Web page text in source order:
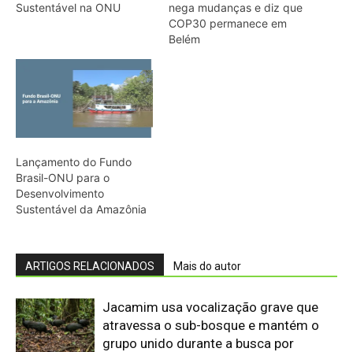
Sustentável na ONU
nega mudanças e diz que
COP30 permanece em
Belém
Lançamento do Fundo
Brasil-ONU para o
Desenvolvimento
Sustentável da Amazônia
ARTIGOS RELACIONADOS Mais do autor
Jacamim usa vocalização grave que
atravessa o sub-bosque e mantém o
grupo unido durante a busca por